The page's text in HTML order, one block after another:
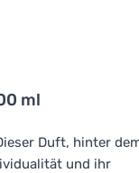
ml
Duft, hinter
und ihr